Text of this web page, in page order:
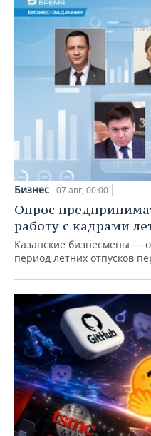
Бизнес 07 авг, 00:00
Опрос
работу с кадрами
Казанские бизнесмены —
период летних отпусков